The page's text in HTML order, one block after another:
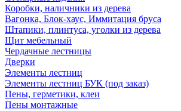
Коробки, наличники из дерева
Вагонка, Блок-хаус, Иммитация бруса
Штапики, плинтуса, уголки из дерева
Щит мебельный
Чердачные лестницы
Дверки
Элементы лестниц
Элементы лестниц БУК (под заказ)
Пены, герметики, клеи
Пены монтажные